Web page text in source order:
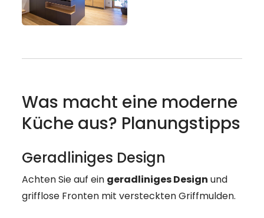
----
Planungstipps
Was macht eine moderne
Küche aus? Planungstipps
Geradliniges Design
Achten Sie auf ein geradliniges Design und
grifflose Fronten mit versteckten Griffmulden.